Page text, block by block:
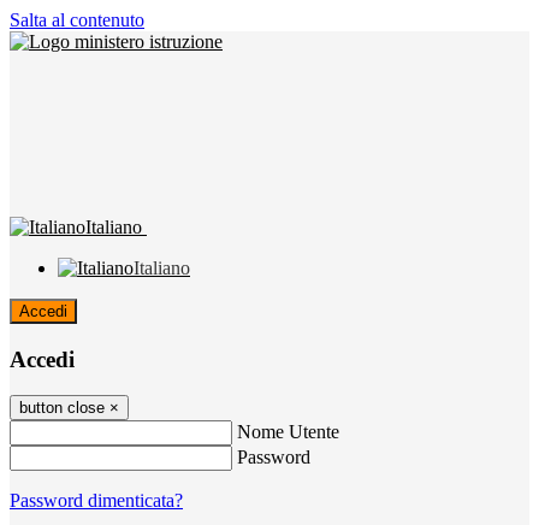
Salta al contenuto
Italiano
Italiano
Accedi
Accedi
button close ×
Nome Utente
Password
Password dimenticata?